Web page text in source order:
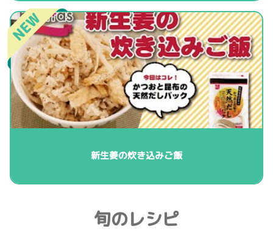
新生姜の炊き込みご飯
旬のレシピ